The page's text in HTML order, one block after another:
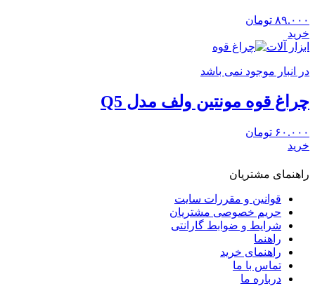
۸۹.۰۰۰ تومان
خرید
ابزار آلات
در انبار موجود نمی باشد
چراغ قوه مونتین ولف مدل Q5
۶۰.۰۰۰ تومان
خرید
راهنمای مشتریان
قوانین و مقررات سایت
حریم خصوصی مشتریان
شرایط و ضوابط گارانتی
راهنما
راهنمای خرید
تماس با ما
درباره ما